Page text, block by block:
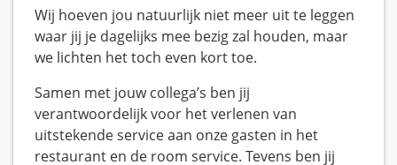
Wij hoeven jou natuurlijk niet meer uit te leggen
waar jij je dagelijks mee bezig zal houden, maar
we lichten het toch even kort toe.
Samen met jouw collega’s ben jij
verantwoordelijk voor het verlenen van
uitstekende service aan onze gasten in het
restaurant en de room service. Tevens ben jij